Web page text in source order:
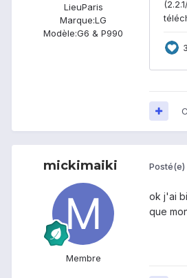
LieuParis
Marque:LG
Modèle:G6 & P990
mickimaiki
Membre
Posté(e)
ok j'ai
que